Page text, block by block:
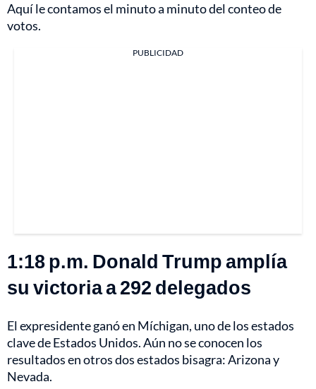
Aquí le contamos el minuto a minuto del conteo de
votos.
PUBLICIDAD
1:18 p.m. Donald Trump amplía
su victoria a 292 delegados
El expresidente ganó en Míchigan, uno de los estados
clave de Estados Unidos. Aún no se conocen los
resultados en otros dos estados bisagra: Arizona y
Nevada.